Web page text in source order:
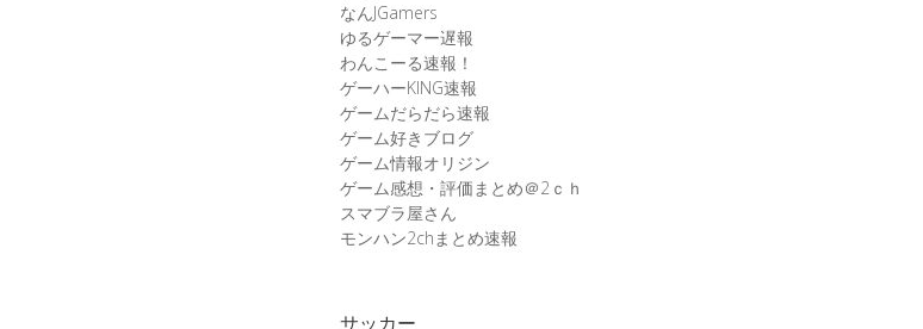
なんJGamers
ゆるゲーマー遅報
わんこーる速報！
ゲーハーKING速報
ゲームだらだら速報
ゲーム好きブログ
ゲーム情報オリジン
ゲーム感想・評価まとめ＠2ｃｈ
スマブラ屋さん
モンハン2chまとめ速報
サッカー